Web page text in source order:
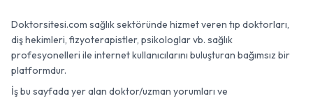
Doktorsitesi.com sağlık sektöründe hizmet veren tıp doktorları,
diş hekimleri, fizyoterapistler, psikologlar vb. sağlık
profesyonelleri ile internet kullanıcılarını buluşturan bağımsız bir
platformdur.
İş bu sayfada yer alan doktor/uzman yorumları ve